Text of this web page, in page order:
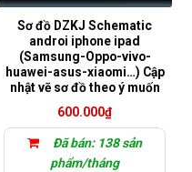
Sơ đồ DZKJ Schematic
androi iphone ipad
(Samsung-Oppo-vivo-
huawei-asus-xiaomi…) Cập
nhật vẽ sơ đồ theo ý muốn
600.000₫
Đã bán: 138 sản
phẩm/tháng